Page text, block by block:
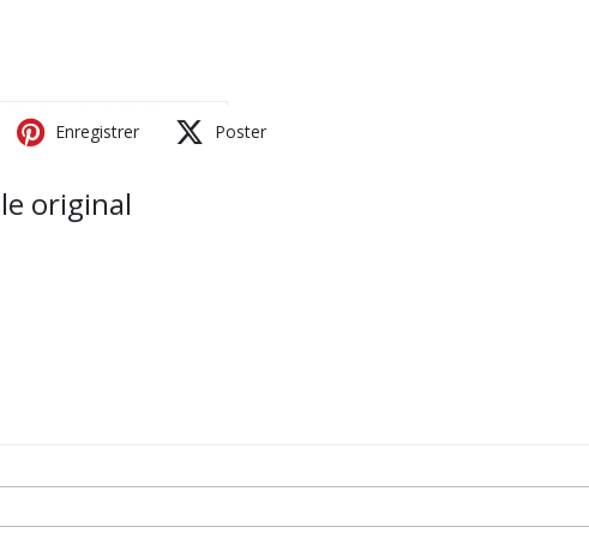
Enregistrer Poster
original